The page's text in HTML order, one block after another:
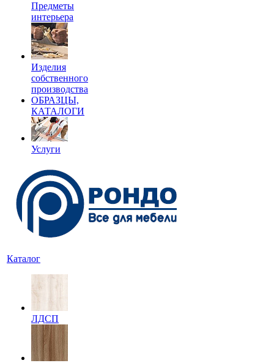
Предметы
интерьера
Изделия
собственного
производства
ОБРАЗЦЫ,
КАТАЛОГИ
Услуги
Каталог
ЛДСП